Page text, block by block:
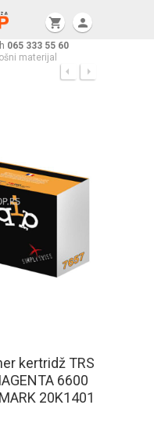
065 333 55 60
shopping_cart person
materijal
kertridž TRS
6600
20K1401